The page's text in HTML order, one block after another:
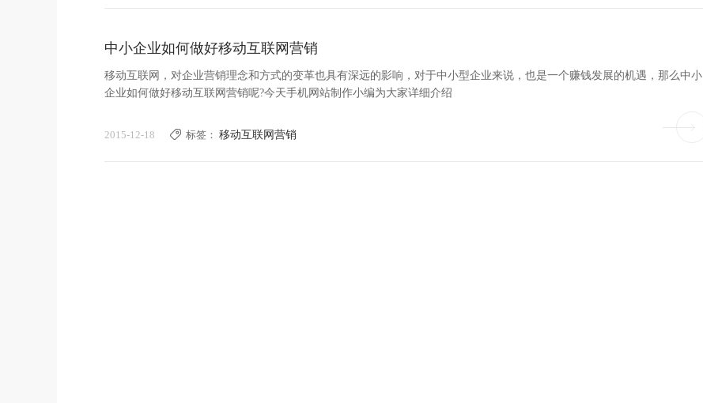
中小企业如何做好移动互联网营销
移动互联网，对企业营销理念和方式的变革也具有深远的影响，对于中小型企业来说，也是一个赚钱发展的机遇，那么中小
企业如何做好移动互联网营销呢?今天手机网站制作小编为大家详细介绍
2015-12-18 标签： 移动互联网营销